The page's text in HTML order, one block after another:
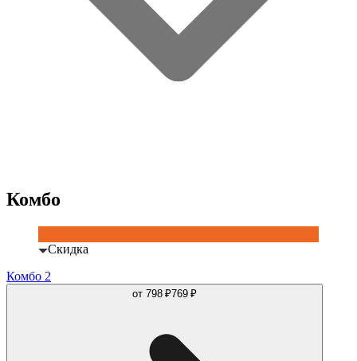
Комбо
Скидка
Комбо 2
от 798 ₽769 ₽